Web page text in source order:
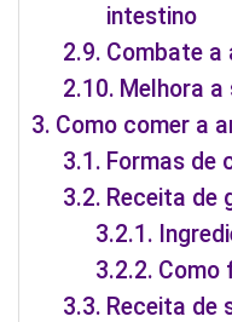
intestino
Combate a
Melhora a
Como comer a
Formas de
Receita de
Como
Receita de